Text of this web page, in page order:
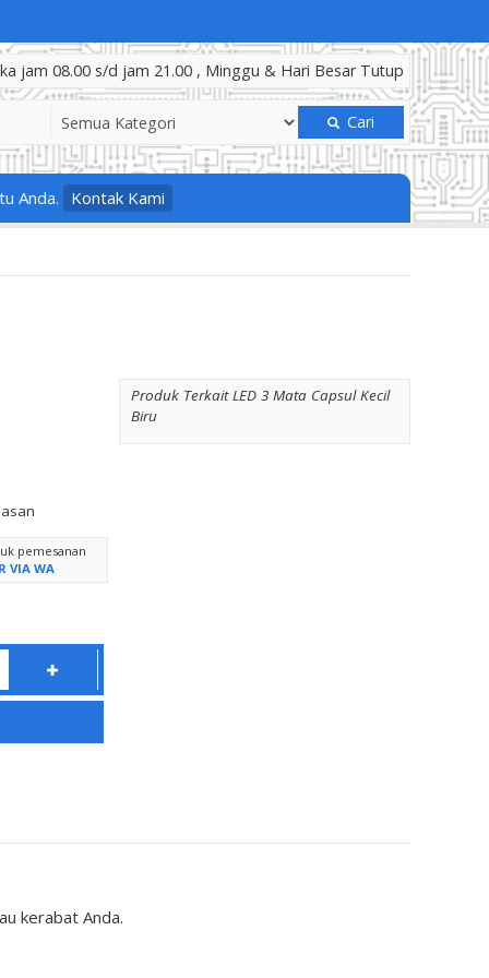
jam 08.00 s/d jam 21.00 , Minggu & Hari Besar Tutup
Cari
Anda. Kontak Kami
pemesanan
VIA WA
Produk Terkait LED 3 Mata Capsul Kecil
Biru
kerabat Anda.